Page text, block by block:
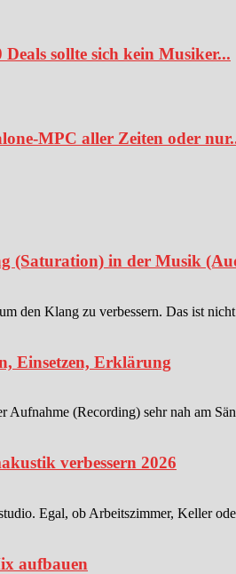
sollte sich kein Musiker...
MPC aller Zeiten oder
(Saturation) in der Musik
den Klang zu verbessern. Das ist
Einsetzen, Erklärung
(Recording) sehr nah am
verbessern 2026
Egal, ob Arbeitszimmer, Keller
aufbauen